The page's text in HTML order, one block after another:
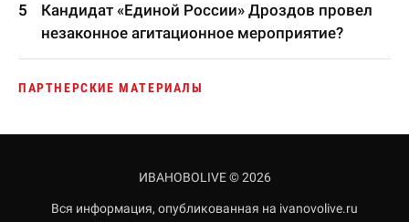
Кандидат «Единой России» Дроздов провел
незаконное агитационное мероприятие?
ПАРТНЕРСКИЕ МАТЕРИАЛЫ
ИВАНОВОLIVE © 2026
Вся информация, опубликованная на ivanovolive.ru